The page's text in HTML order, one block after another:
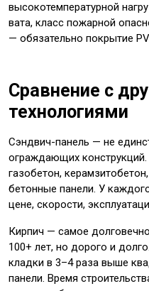
высокотемпературной
вата, класс пожарной
— обязательно покрытие
Сравнение с
технологиями
Сэндвич-панель — не
ограждающих конструкций.
газобетон,
бетонные панели. У
цене, скорости,
Кирпич — самое
100+ лет, но дорого и
кладки в 3–4 раза выше
панели. Время